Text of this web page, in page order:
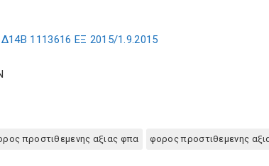
1113616 ΕΞ 2015/1.9.2015
προστιθεμενης αξιας φπα φορος προστιθεμενης